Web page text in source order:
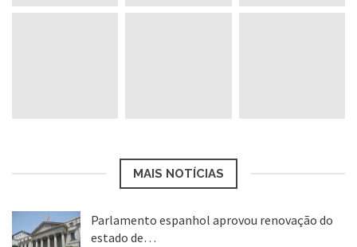
MAIS NOTÍCIAS
Parlamento espanhol aprovou renovação do
estado de…